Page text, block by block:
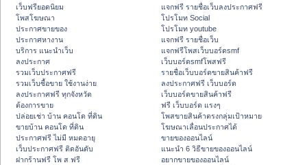
เว็บฟรียอดนิยม
โพสโฆษณา
ประกาศขายของ
ประกาศหางาน
บริการ แนะนำเว็บ
ลงประกาศ
รวมเว็บประกาศฟรี
รวมเว็บซื้อขาย ใช้งานง่าย
ลงประกาศฟรี ทุกจังหวัด
ต้องการขาย
ปล่อยเช่า บ้าน คอนโด ที่ดิน
ขายบ้าน คอนโด ที่ดิน
ประกาศฟรี ไม่มี หมดอายุ
เว็บประกาศฟรี ติดอันดับ
ฝากร้านฟรี โพ ส ฟรี
แจกฟรี รายชื่อเว็บลงประกาศฟรี
โปรโมท Social
โปรโมท youtube
แจกฟรี รายชื่อเว็บ
แจกฟรีโพสเว็บบอร์ดsmf
เว็บบอร์ดsmfโพสฟรี
รายชื่อเว็บบอร์ดขายสินค้าฟรี
ลงประกาศฟรี เว็บบอร์ด
เว็บบอร์ดขายสินค้าฟรี
ฟรี เว็บบอร์ด แรงๆ
โพสขายสินค้าตรงกลุ่มเป้าหมาย
โฆษณาเลื่อนประกาศได้
ขายของออนไลน์
แนะนำ 6 วิธีขายของออนไลน์
อยากขายของออนไลน์